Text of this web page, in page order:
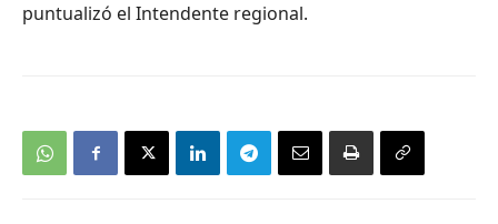
puntualizó el Intendente regional.